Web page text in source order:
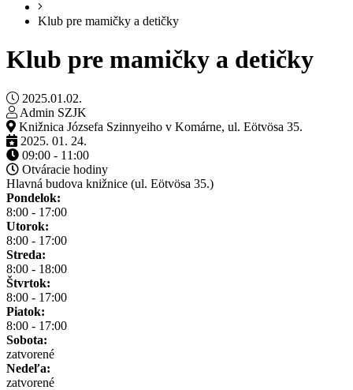
Klub pre mamičky a detičky
Klub pre mamičky a detičky
2025.01.02.
Admin SZJK
Knižnica Józsefa Szinnyeiho v Komárne, ul. Eötvösa 35.
2025. 01. 24.
09:00 - 11:00
Otváracie hodiny
Hlavná budova knižnice (ul. Eötvösa 35.)
Pondelok:
8:00 - 17:00
Utorok:
8:00 - 17:00
Streda:
8:00 - 18:00
Štvrtok:
8:00 - 17:00
Piatok:
8:00 - 17:00
Sobota:
zatvorené
Nedeľa:
zatvorené